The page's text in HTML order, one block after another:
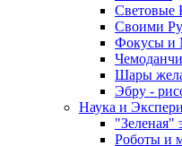
Световые
Своими
Фокусы и
Шары
Эбру -
Наука и
"Зеленая"
Роботы и